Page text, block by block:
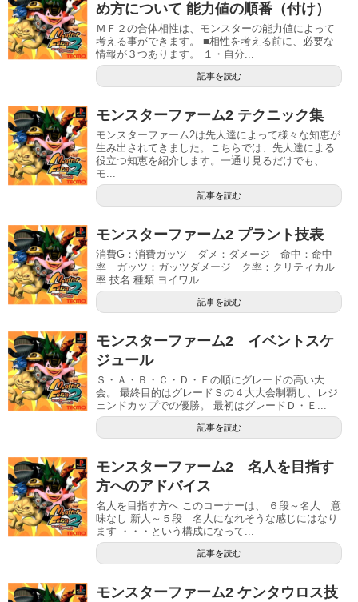
め方について 能力値の順番（付け）
ＭＦ２の合体相性は、モンスターの能力値によって
考える事ができます。 ■相性を考える前に、必要な
情報が３つあります。 １・自分...
記事を読む
モンスターファーム2 テクニック集
モンスターファーム2は先人達によって様々な知恵が
生み出されてきました。こちらでは、先人達による
役立つ知恵を紹介します。一通り見るだけでも、
モ...
記事を読む
モンスターファーム2 プラント技表
消費G：消費ガッツ ダメ：ダメージ 命中：命中
率 ガッツ：ガッツダメージ ク率：クリティカル
率 技名 種類 ヨイワル ...
記事を読む
モンスターファーム2 イベントスケ
ジュール
Ｓ・Ａ・Ｂ・Ｃ・Ｄ・Ｅの順にグレードの高い大
会。 最終目的はグレードＳの４大大会制覇し、レジ
ェンドカップでの優勝。 最初はグレードＤ・Ｅ...
記事を読む
モンスターファーム2 名人を目指す
方へのアドバイス
名人を目指す方へ このコーナーは、 ６段～名人 意
味なし 新人～５段 名人になれそうな感じにはなり
ます ・・・という構成になって...
記事を読む
モンスターファーム2 ケンタウロス技